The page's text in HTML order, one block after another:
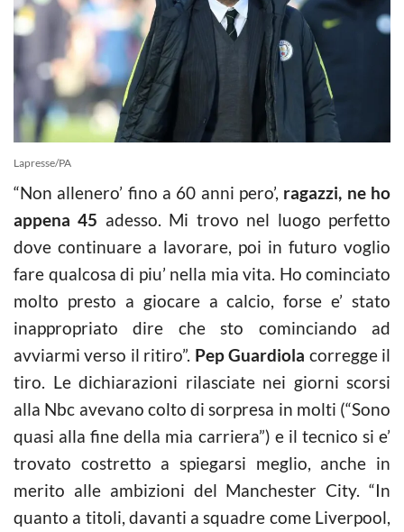
Lapresse/PA
“Non allenero’ fino a 60 anni pero’, ragazzi, ne ho
appena 45 adesso. Mi trovo nel luogo perfetto
dove continuare a lavorare, poi in futuro voglio
fare qualcosa di piu’ nella mia vita. Ho cominciato
molto presto a giocare a calcio, forse e’ stato
inappropriato dire che sto cominciando ad
avviarmi verso il ritiro”. Pep Guardiola corregge il
tiro. Le dichiarazioni rilasciate nei giorni scorsi
alla Nbc avevano colto di sorpresa in molti (“Sono
quasi alla fine della mia carriera”) e il tecnico si e’
trovato costretto a spiegarsi meglio, anche in
merito alle ambizioni del Manchester City. “In
quanto a titoli, davanti a squadre come Liverpool,